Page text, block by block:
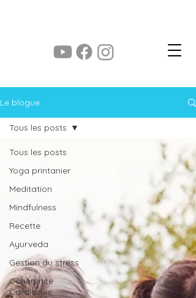
Le blogue
Tous les posts
Yoga printanier
Meditation
Mindfulness
Recette
Ayurveda
Gestion du stress
Coherence
Cardiaque
Tous les posts